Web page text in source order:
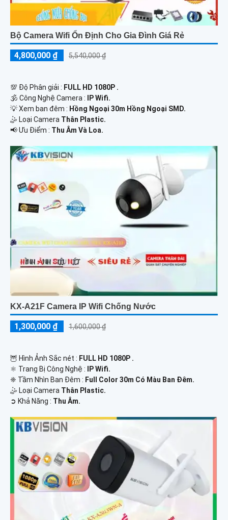
Bộ Camera Wifi Ổn Định Cho Gia Đình Giá Rẻ
4,800,000 ₫ 5,540,000 ₫
💯 Độ Phân giải : FULL HD 1080P .
🕉️ Công Nghệ Camera :
IP Wifi.
💡 Xem ban đêm : Hồng Ngoại 30m Hồng Ngoại SMD.
🤹 Loại Camera Thân Plastic.
️📢 Ưu Điểm : Thu Âm Và Loa.
KX-A21F Camera IP Wifi Chống Nước
1,300,000 ₫ 1,600,000 ₫
🦉 Hình Ảnh Sắc nét : FULL HD 1080P .
⚛️ Trang Bị Công Nghệ :
IP Wifi.
❈ Tầm Nhìn Ban Đêm : Full Color 30m Có Màu Ban Ðêm.
🤹 Loại Camera Thân Plastic.
️➲ Khả Năng : Thu Âm.